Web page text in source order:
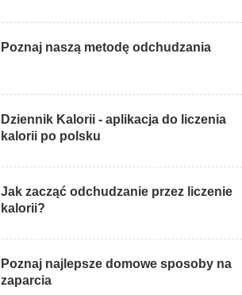
Poznaj naszą metodę odchudzania
Dziennik Kalorii - aplikacja do liczenia
kalorii po polsku
Jak zacząć odchudzanie przez liczenie
kalorii?
Poznaj najlepsze domowe sposoby na
zaparcia